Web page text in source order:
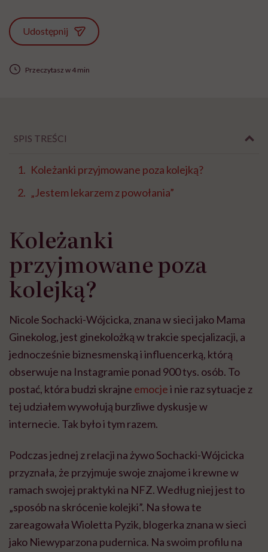
Udostępnij
Przeczytasz w 4 min
SPIS TREŚCI
Koleżanki przyjmowane poza kolejką?
„Jestem lekarzem z powołania”
Koleżanki
przyjmowane poza
kolejką?
Nicole Sochacki-Wójcicka, znana w sieci jako Mama
Ginekolog, jest ginekolożką w trakcie specjalizacji, a
jednocześnie biznesmenską i influencerką, którą
obserwuje na Instagramie ponad 900 tys. osób. To
postać, która budzi skrajne emocjei nie raz sytuacje z
tej udziałem wywołują burzliwe dyskusje w
internecie. Tak było i tym razem.
Podczas jednej z relacji na żywo Sochacki-Wójcicka
przyznała, że przyjmuje swoje znajome i krewne w
ramach swojej praktyki na NFZ. Według niej jest to
„sposób na skrócenie kolejki”. Na słowa te
zareagowała Wioletta Pyzik, blogerka znana w sieci
jako Niewyparzona pudernica. Na swoim profilu na